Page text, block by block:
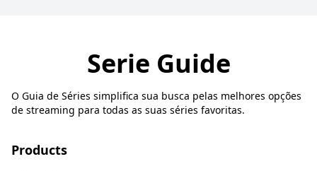
Serie Guide
O Guia de Séries simplifica sua busca pelas melhores opções
de streaming para todas as suas séries favoritas.
Products